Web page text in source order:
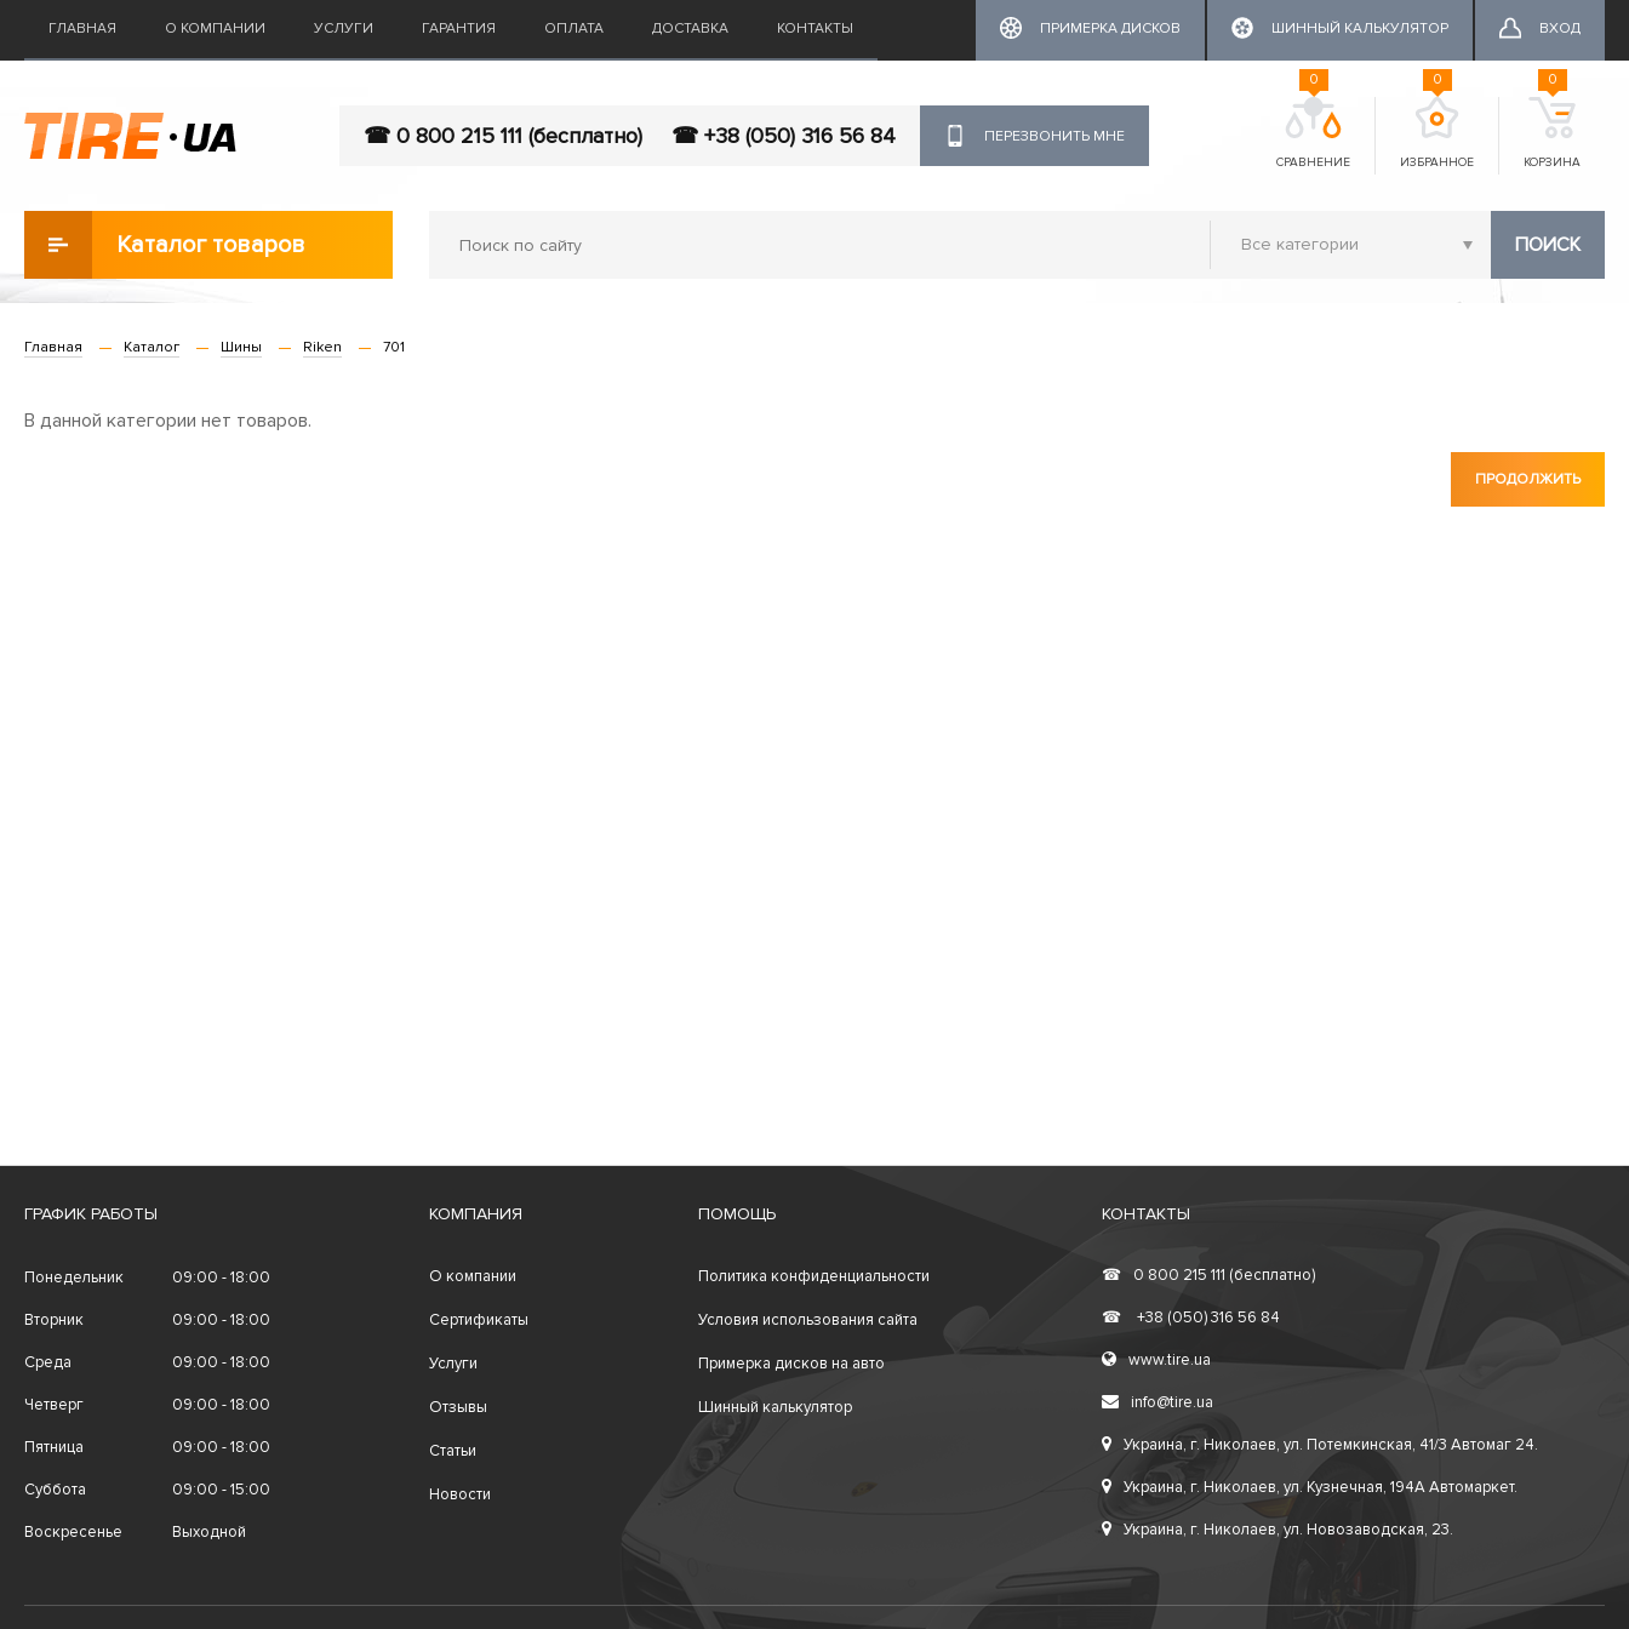
ГЛАВНАЯ О КОМПАНИИ УСЛУГИ ГАРАНТИЯ ОПЛАТА ДОСТАВКА КОНТАКТЫ ПРИМЕРКА ДИСКОВ ШИННЫЙ КАЛЬКУЛЯТОР ВХОД
☎ 0 800 215 111 (бесплатно) ☎ +38 (050) 316 56 84 ПЕРЕЗВОНИТЬ МНЕ
СРАВНЕНИЕ
0
ИЗБРАННОЕ
0
КОРЗИНА
0
Каталог товаров ПОИСК
Главная Каталог Шины Riken 701
В данной категории нет товаров.
ПРОДОЛЖИТЬ
ГРАФИК РАБОТЫ
Понедельник 09:00 - 18:00
Вторник 09:00 - 18:00
Среда 09:00 - 18:00
Четверг 09:00 - 18:00
Пятница 09:00 - 18:00
Суббота 09:00 - 15:00
Воскресенье Выходной
КОМПАНИЯ
О компании
Сертификаты
Услуги
Отзывы
Статьи
Новости
ПОМОЩЬ
Политика конфиденциальности
Условия использования сайта
Примерка дисков на авто
Шинный калькулятор
КОНТАКТЫ
☎ 0 800 215 111 (бесплатно)
☎ +38 (050) 316 56 84
www.tire.ua
info@tire.ua
Украина, г. Николаев, ул. Потемкинская, 41/3 Автомаг 24.
Украина, г. Николаев, ул. Кузнечная, 194А Автомаркет.
Украина, г. Николаев, ул. Новозаводская, 23.